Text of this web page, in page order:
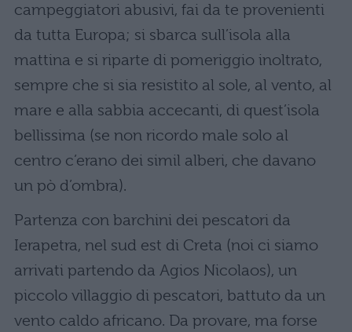
campeggiatori abusivi, fai da te provenienti
da tutta Europa; si sbarca sull’isola alla
mattina e si riparte di pomeriggio inoltrato,
sempre che si sia resistito al sole, al vento, al
mare e alla sabbia accecanti, di quest’isola
bellissima (se non ricordo male solo al
centro c’erano dei simil alberi, che davano
un pò d’ombra).
Partenza con barchini dei pescatori da
Ierapetra, nel sud est di Creta (noi ci siamo
arrivati partendo da Agios Nicolaos), un
piccolo villaggio di pescatori, battuto da un
vento caldo africano. Da provare, ma forse